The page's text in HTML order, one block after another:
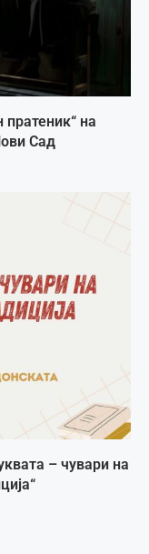
на
Сад
– чувари на